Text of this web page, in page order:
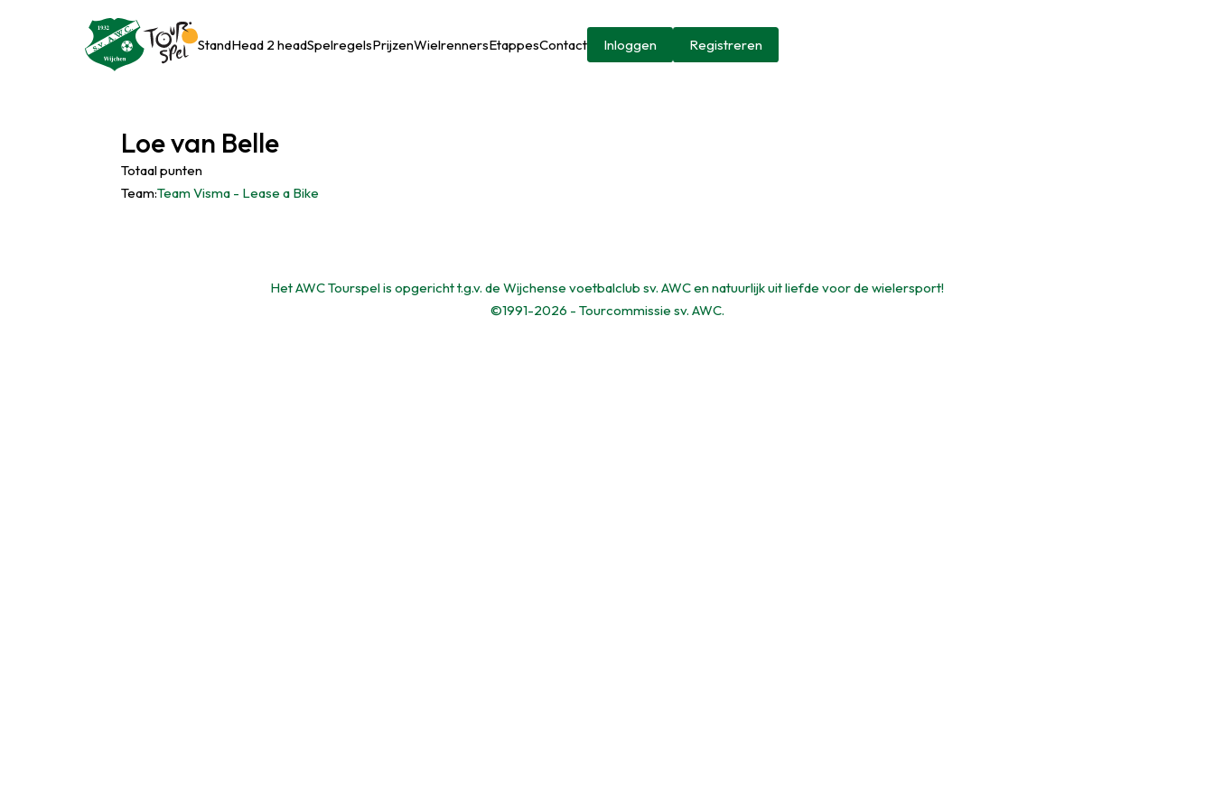
StandHead 2 headSpelregelsPrijzenWielrennersEtappesContact Inloggen Registreren
Loe van Belle
Totaal punten
Team:Team Visma - Lease a Bike
Het AWC Tourspel is opgericht t.g.v. de Wijchense voetbalclub sv. AWC en natuurlijk uit liefde voor de wielersport!
©1991-2026 - Tourcommissie sv. AWC.